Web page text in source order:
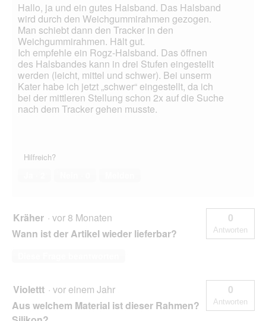
Hallo, ja und ein gutes Halsband. Das Halsband
wird durch den Weichgummirahmen gezogen.
Man schiebt dann den Tracker in den
Weichgummirahmen. Hält gut.
Ich empfehle ein Rogz-Halsband. Das öffnen
des Halsbandes kann in drei Stufen eingestellt
werden (leicht, mittel und schwer). Bei unserm
Kater habe ich jetzt „schwer“ eingestellt, da ich
bei der mittleren Stellung schon 2x auf die Suche
nach dem Tracker gehen musste.
Hilfreich?
Kräher · vor 8 Monaten
Wann ist der Artikel wieder lieferbar?
0
Antworten
Violettt · vor einem Jahr
Aus welchem Material ist dieser Rahmen?
0
Antworten